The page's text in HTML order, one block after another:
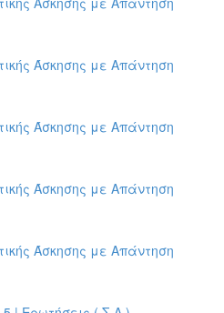
Άσκησης με Απάντηση
Άσκησης με Απάντηση
Άσκησης με Απάντηση
Άσκησης με Απάντηση